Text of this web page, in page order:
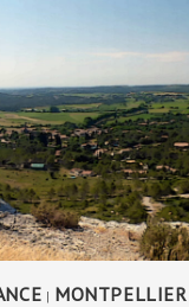
| MONTPELLIER